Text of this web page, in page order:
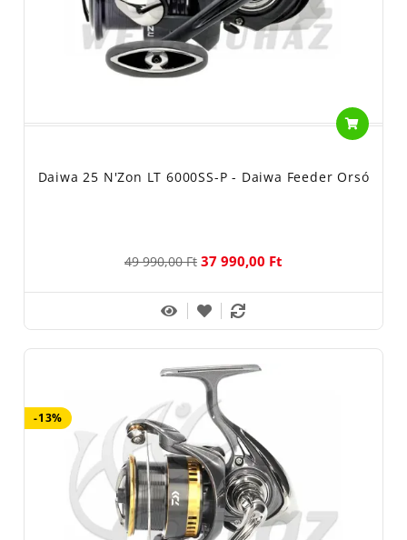
Daiwa 25 N'Zon LT 6000SS-P - Daiwa Feeder Orsó
49 990,00 Ft 37 990,00 Ft
-13%